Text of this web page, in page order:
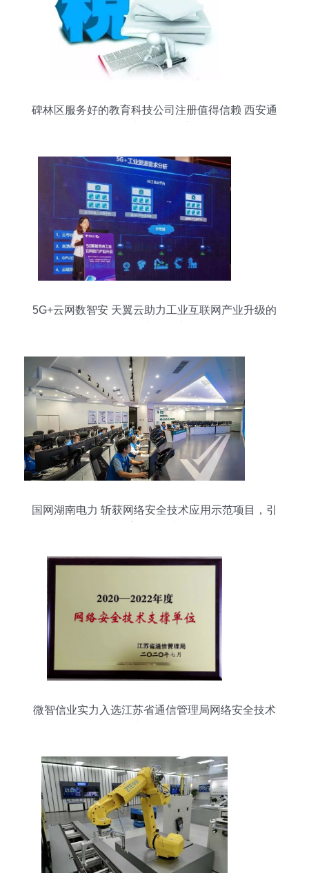
碑林区服务好的教育科技公司注册值得信赖 西安通
5G+云网数智安 天翼云助力工业互联网产业升级的
国网湖南电力 斩获网络安全技术应用示范项目，引
微智信业实力入选江苏省通信管理局网络安全技术